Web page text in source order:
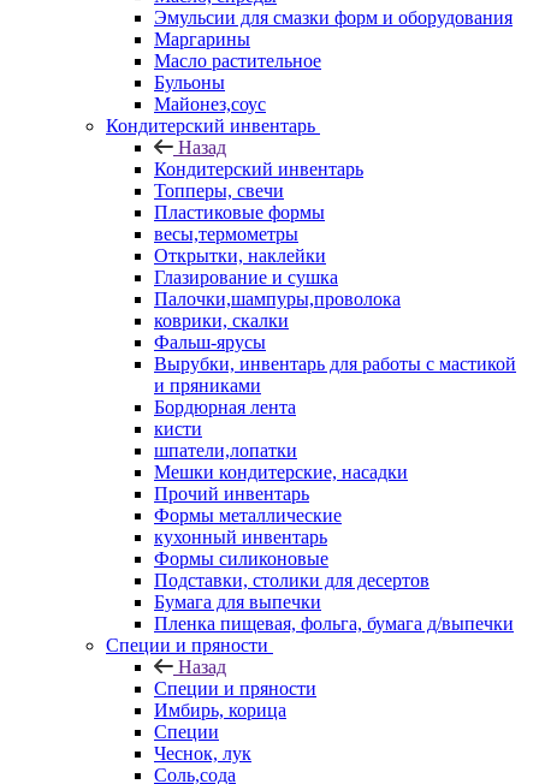
Эмульсии для смазки форм и оборудования
Маргарины
Масло растительное
Бульоны
Майонез,соус
Кондитерский инвентарь
Назад
Кондитерский инвентарь
Топперы, свечи
Пластиковые формы
весы,термометры
Открытки, наклейки
Глазирование и сушка
Палочки,шампуры,проволока
коврики, скалки
Фальш-ярусы
Вырубки, инвентарь для работы с мастикой
и пряниками
Бордюрная лента
кисти
шпатели,лопатки
Мешки кондитерские, насадки
Прочий инвентарь
Формы металлические
кухонный инвентарь
Формы силиконовые
Подставки, столики для десертов
Бумага для выпечки
Пленка пищевая, фольга, бумага д/выпечки
Специи и пряности
Назад
Специи и пряности
Имбирь, корица
Специи
Чеснок, лук
Соль,сода